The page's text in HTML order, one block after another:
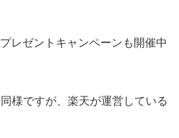
レゼントキャンペーンも開催中
様ですが、楽天が運営している